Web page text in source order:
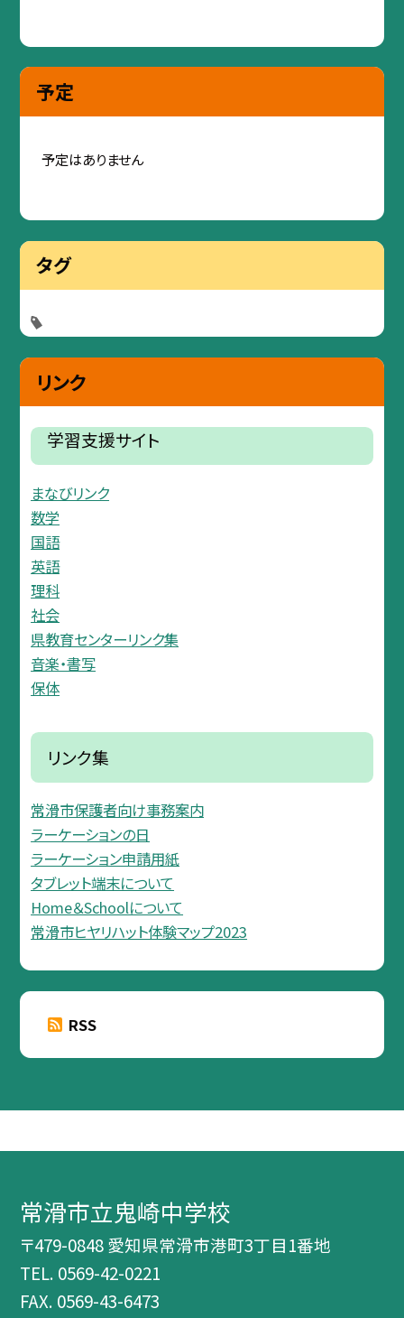
予定
予定はありません
タグ
リンク
学習支援サイト
まなびリンク
数学
国語
英語
理科
社会
県教育センターリンク集
音楽・書写
保体
リンク集
常滑市保護者向け事務案内
ラーケーションの日
ラーケーション申請用紙
タブレット端末について
Home＆Schoolについて
常滑市ヒヤリハット体験マップ2023
RSS
常滑市立鬼崎中学校
〒479-0848 愛知県常滑市港町3丁目1番地
TEL. 0569-42-0221
FAX. 0569-43-6473